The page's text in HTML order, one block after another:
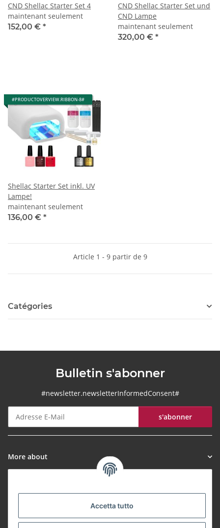
Accetta tutto
CND Shellac Starter Set 4
maintenant seulement
152,00 € *
CND Shellac Starter Set und
CND Lampe
maintenant seulement
320,00 € *
#PRODUCTOVERVIEW.RIBBON-8#
Shellac Starter Set inkl. UV
Lampe!
maintenant seulement
136,00 € *
Article 1 - 9 partir de 9
Catégories
Bulletin s'abonner
#newsletter.newsletterInformedConsent#
s'abonner
More about